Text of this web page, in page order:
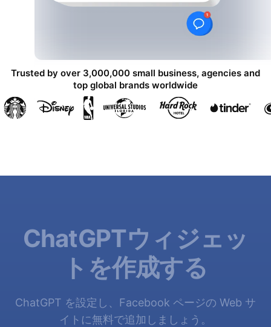
Trusted by over 3,000,000 small business, agencies and
top global brands worldwide
ChatGPTウィジェッ
トを作成する
ChatGPT を設定し、Facebook ページの Web サ
イトに無料で追加しましょう。